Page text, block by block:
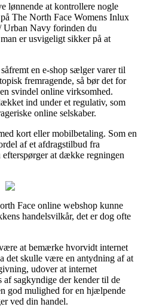
lønnende at kontrollere nogle
The North Face Womens Inlux
Urban Navy forinden du
er usvigeligt sikker på at
en e-shop sælger varer til
fremragende, så bør det for
svindel online virksomhed.
ind under et regulativ, som
online selskaber.
kort eller mobilbetaling. Som en
af et afdragstilbud fra
at dække regningen
Face online webshop kunne
handelsvilkår, det er dog ofte
at bemærke hvorvidt internet
det skulle være en antydning af at
udover at internet
af sagkyndige der kender til de
god mulighed for en hjælpende
ved din handel.